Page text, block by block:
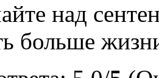
над
больше